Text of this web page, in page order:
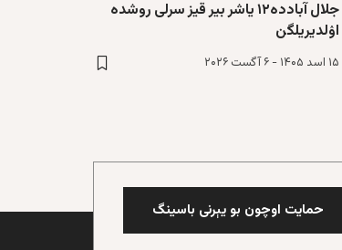
جلال آبادده۱۲ یاشر بیر قیز سرلی روشده
اۉلدیریلگن
۱۵ اسد ۱۴۰۵ - ۶ آگست ۲۰۲۶
حمایت اوچون بو یېرنی باسینگ